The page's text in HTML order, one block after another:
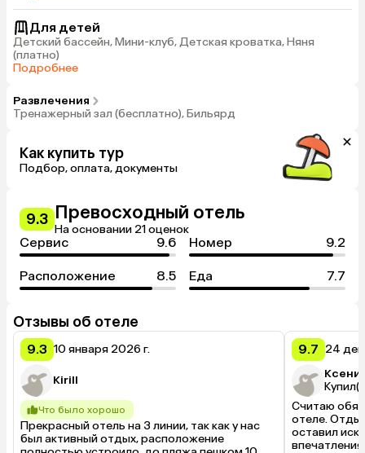
Для детей
Детский бассейн, Мини-клуб, Детская кроватка, Няня
(платно)
Подробнее
Развлечения
Тренажерный зал (бесплатно), Бильярд
Как купить тур
Подбор, оплата, документы
9.3 Превосходный отель
На основании 21 оценок
Сервис 9.6 Номер 9.2
Расположение 8.5 Еда 7.7
Отзывы об отеле
9.3 10 января 2026 г.
Kirill
Что было хорошо
Прекрасный отель на 3 линии, так как у нас
был активный отдых, расположение
9.7 24
Считаю
отеле.
оставил